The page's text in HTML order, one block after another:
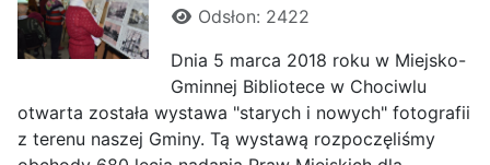
Odsłon: 2422
Dnia 5 marca 2018 roku w Miejsko-
Gminnej Bibliotece w Chociwlu
otwarta została wystawa "starych i nowych" fotografii
z terenu naszej Gminy. Tą wystawą rozpoczęliśmy